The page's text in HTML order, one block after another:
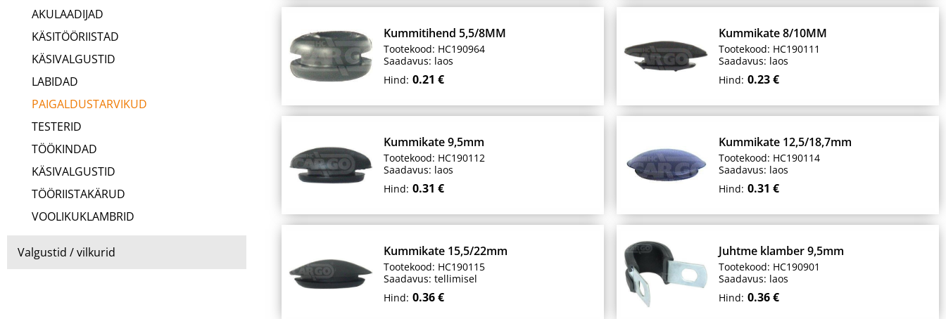
AKULAADIJAD
KÄSITÖÖRIISTAD
KÄSIVALGUSTID
LABIDAD
PAIGALDUSTARVIKUD
TESTERID
TÖÖKINDAD
KÄSIVALGUSTID
TÖÖRIISTAKÄRUD
VOOLIKUKLAMBRID
Valgustid / vilkurid
Kummitihend 5,5/8MM
Tootekood: HC190964
Saadavus: laos
Hind: 0.21 €
Kummikate 8/10MM
Tootekood: HC190111
Saadavus: laos
Hind: 0.23 €
Kummikate 9,5mm
Tootekood: HC190112
Saadavus: laos
Hind: 0.31 €
Kummikate 12,5/18,7mm
Tootekood: HC190114
Saadavus: laos
Hind: 0.31 €
Kummikate 15,5/22mm
Tootekood: HC190115
Saadavus: tellimisel
Hind: 0.36 €
Juhtme klamber 9,5mm
Tootekood: HC190901
Saadavus: laos
Hind: 0.36 €